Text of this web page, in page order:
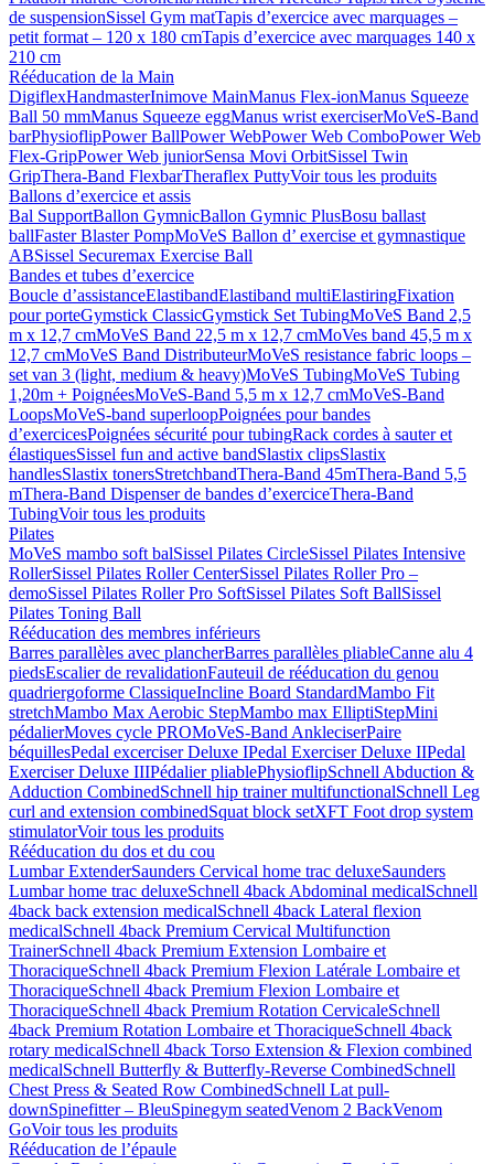
de suspensionSissel Gym matTapis d’exercice avec marquages –
petit format – 120 x 180 cmTapis d’exercice avec marquages 140 x
210 cm
Rééducation de la Main
DigiflexHandmasterInimove MainManus Flex-ionManus Squeeze
Ball 50 mmManus Squeeze eggManus wrist exerciserMoVeS-Band
barPhysioflipPower BallPower WebPower Web ComboPower Web
Flex-GripPower Web juniorSensa Movi OrbitSissel Twin
GripThera-Band FlexbarTheraflex PuttyVoir tous les produits
Ballons d’exercice et assis
Bal SupportBallon GymnicBallon Gymnic PlusBosu ballast
ballFaster Blaster PompMoVeS Ballon d’ exercise et gymnastique
ABSissel Securemax Exercise Ball
Bandes et tubes d’exercice
Boucle d’assistanceElastibandElastiband multiElastiringFixation
pour porteGymstick ClassicGymstick Set TubingMoVeS Band 2,5
m x 12,7 cmMoVeS Band 22,5 m x 12,7 cmMoVes band 45,5 m x
12,7 cmMoVeS Band DistributeurMoVeS resistance fabric loops –
set van 3 (light, medium & heavy)MoVeS TubingMoVeS Tubing
1,20m + PoignéesMoVeS-Band 5,5 m x 12,7 cmMoVeS-Band
LoopsMoVeS-band superloopPoignées pour bandes
d’exercicesPoignées sécurité pour tubingRack cordes à sauter et
élastiquesSissel fun and active bandSlastix clipsSlastix
handlesSlastix tonersStretchbandThera-Band 45mThera-Band 5,5
mThera-Band Dispenser de bandes d’exerciceThera-Band
TubingVoir tous les produits
Pilates
MoVeS mambo soft balSissel Pilates CircleSissel Pilates Intensive
RollerSissel Pilates Roller CenterSissel Pilates Roller Pro –
demoSissel Pilates Roller Pro SoftSissel Pilates Soft BallSissel
Pilates Toning Ball
Rééducation des membres inférieurs
Barres parallèles avec plancherBarres parallèles pliableCanne alu 4
piedsEscalier de revalidationFauteuil de rééducation du genou
quadriergoforme ClassiqueIncline Board StandardMambo Fit
stretchMambo Max Aerobic StepMambo max ElliptiStepMini
pédalierMoves cycle PROMoVeS-Band AnkleciserPaire
béquillesPedal excerciser Deluxe IPedal Exerciser Deluxe IIPedal
Exerciser Deluxe IIIPédalier pliablePhysioflipSchnell Abduction &
Adduction CombinedSchnell hip trainer multifunctionalSchnell Leg
curl and extension combinedSquat block setXFT Foot drop system
stimulatorVoir tous les produits
Rééducation du dos et du cou
Lumbar ExtenderSaunders Cervical home trac deluxeSaunders
Lumbar home trac deluxeSchnell 4back Abdominal medicalSchnell
4back back extension medicalSchnell 4back Lateral flexion
medicalSchnell 4back Premium Cervical Multifunction
TrainerSchnell 4back Premium Extension Lombaire et
ThoraciqueSchnell 4back Premium Flexion Latérale Lombaire et
ThoraciqueSchnell 4back Premium Flexion Lombaire et
ThoraciqueSchnell 4back Premium Rotation CervicaleSchnell
4back Premium Rotation Lombaire et ThoraciqueSchnell 4back
rotary medicalSchnell 4back Torso Extension & Flexion combined
medicalSchnell Butterfly & Butterfly-Reverse CombinedSchnell
Chest Press & Seated Row CombinedSchnell Lat pull-
downSpinefitter – BleuSpinegym seatedVenom 2 BackVenom
GoVoir tous les produits
Rééducation de l’épaule